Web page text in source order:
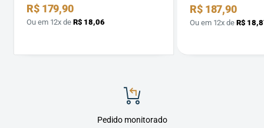
Preço
por
R$ 179,90
Ou em 12x de R$ 18,06
Preço
por
R$ 187,90
Ou em 12x de R$
Pedido monitorado